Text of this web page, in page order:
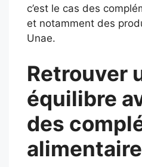
c’est le cas des
et notamment des
Unae.
Retrouver
équilibre
des